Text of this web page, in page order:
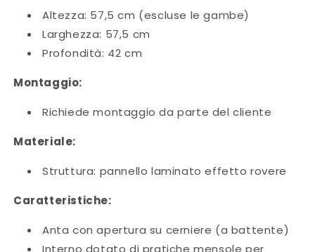
Altezza: 57,5 cm (escluse le gambe)
Larghezza: 57,5 cm
Profondità: 42 cm
Montaggio:
Richiede montaggio da parte del cliente
Materiale:
Struttura: pannello laminato effetto rovere
Caratteristiche:
Anta con apertura su cerniere (a battente)
Interno dotato di pratiche mensole per